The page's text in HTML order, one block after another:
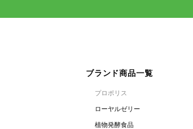
ブランド商品一覧
プロポリス
ローヤルゼリー
植物発酵食品